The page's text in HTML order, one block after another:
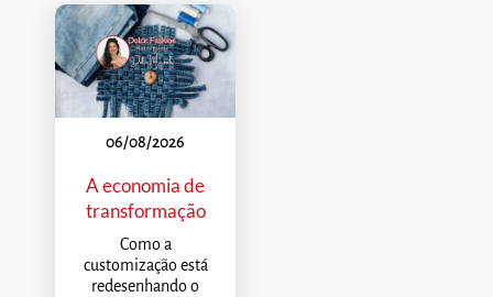
06/08/2026
A economia de
transformação
Como a
customização está
redesenhando o